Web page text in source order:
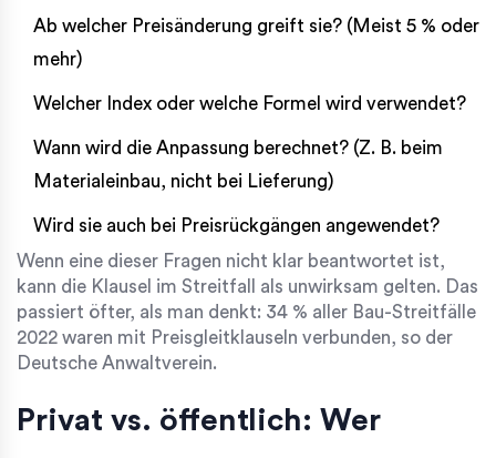
Ab welcher Preisänderung greift sie? (Meist 5 % oder
mehr)
Welcher Index oder welche Formel wird verwendet?
Wann wird die Anpassung berechnet? (Z. B. beim
Materialeinbau, nicht bei Lieferung)
Wird sie auch bei Preisrückgängen angewendet?
Wenn eine dieser Fragen nicht klar beantwortet ist,
kann die Klausel im Streitfall als unwirksam gelten. Das
passiert öfter, als man denkt: 34 % aller Bau-Streitfälle
2022 waren mit Preisgleitklauseln verbunden, so der
Deutsche Anwaltverein.
Privat vs. öffentlich: Wer